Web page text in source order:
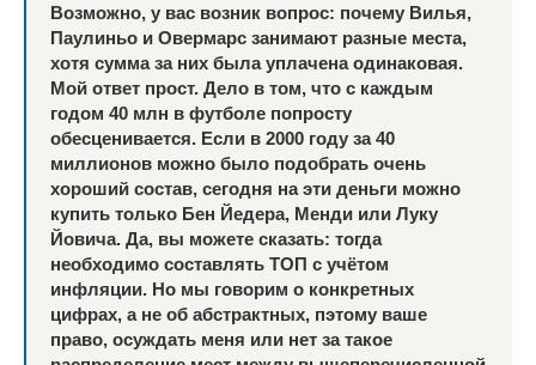
Возможно, у вас возник вопрос: почему Вилья,
Паулиньо и Овермарс занимают разные места,
хотя сумма за них была уплачена одинаковая.
Мой ответ прост. Дело в том, что с каждым
годом 40 млн в футболе попросту
обесценивается. Если в 2000 году за 40
миллионов можно было подобрать очень
хороший состав, сегодня на эти деньги можно
купить только Бен Йедера, Менди или Луку
Йовича. Да, вы можете сказать: тогда
необходимо составлять ТОП с учётом
инфляции. Но мы говорим о конкретных
цифрах, а не об абстрактных, пэтому ваше
право, осуждать меня или нет за такое